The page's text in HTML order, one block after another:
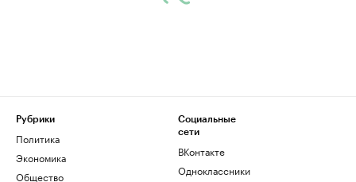
Рубрики
Политика
Экономика
Общество
Социальные
сети
ВКонтакте
Одноклассники